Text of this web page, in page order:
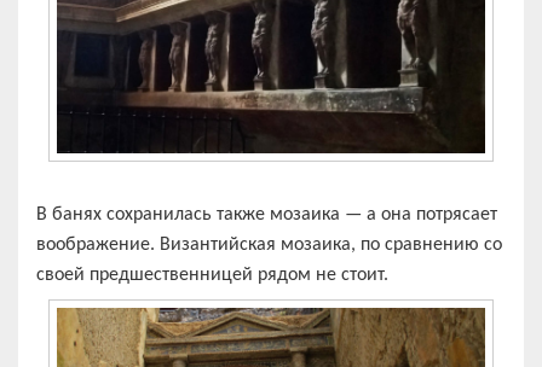
В банях сохранилась также мозаика — а она потрясает
воображение. Византийская мозаика, по сравнению со
своей предшественницей рядом не стоит.